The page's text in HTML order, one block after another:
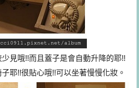
見哦!!而且蓋子是會自動升降的耶!!
耶!!很貼心哦!!可以坐著慢慢化妝。